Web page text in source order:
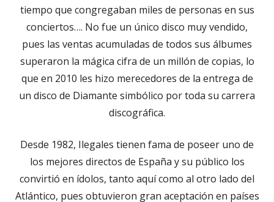
tiempo que congregaban miles de personas en sus
conciertos…. No fue un único disco muy vendido,
pues las ventas acumuladas de todos sus álbumes
superaron la mágica cifra de un millón de copias, lo
que en 2010 les hizo merecedores de la entrega de
un disco de Diamante simbólico por toda su carrera
discográfica.
Desde 1982, Ilegales tienen fama de poseer uno de
los mejores directos de España y su público los
convirtió en ídolos, tanto aquí como al otro lado del
Atlántico, pues obtuvieron gran aceptación en países